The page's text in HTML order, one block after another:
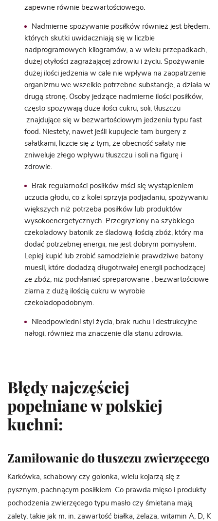
zapewne równie bezwartościowego
Nadmierne spożywanie posiłków również jest błędem,
których skutki uwidaczniają się w liczbie
nadprogramowych kilogramów, a w wielu przepadkach,
dużej otyłości zagrażającej zdrowiu i życiu. Spożywanie
dużej ilości jedzenia w cale nie wpływa na zaopatrzenie
organizmu we wszelkie potrzebne substancje, a działa w
drugą stronę. Osoby jedzące nadmierne ilości posiłków,
często spożywają duże ilości cukru, soli, tłuszczu
znajdujące się w bezwartościowym jedzeniu typu fast
food. Niestety, nawet jeśli kupujecie tam burgery z
sałatkami, liczcie się z tym, że obecność sałaty nie
zniweluje złego wpływu tłuszczu i soli na figurę i
zdrowie.
Brak regularności posiłków mści się wystąpieniem
uczucia głodu, co z kolei sprzyja podjadaniu, spożywaniu
większych niż potrzeba posiłków lub produktów
wysokoenergetycznych. Przegryziony na szybkiego
czekoladowy batonik ze śladową ilością zbóż, który ma
dodać potrzebnej energii, nie jest dobrym pomysłem.
Lepiej kupić lub zrobić samodzielnie prawdziwe batony
muesli, które dodadzą długotrwałej energii pochodzącej
ze zbóż, niż pochłaniać spreparowane , bezwartościowe
ziarna z dużą ilością cukru w wyrobie
czekoladopodobnym.
Nieodpowiedni styl życia, brak ruchu i destrukcyjne
nałogi, również ma znaczenie dla stanu zdrowia.
Błędy najczęściej
popełniane w polskiej
kuchni:
Zamiłowanie do tłuszczu zwierzęcego
Karkówka, schabowy czy golonka, wielu kojarzą się z
pysznym, pachnącym posiłkiem. Co prawda mięso i produkty
pochodzenia zwierzęcego typu masło czy śmietana mają
zalety, takie jak m. in. zawartość białka, żelaza, witamin A, D, K